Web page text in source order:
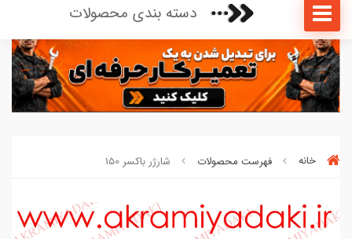
دسته بندی محصولات
خانه فهرست محصولات شارژر باکسر 150